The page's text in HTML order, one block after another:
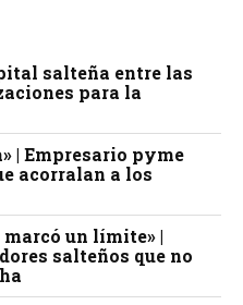
salteña entre las
para la
| Empresario pyme
acorralan a los
un límite» |
salteños que no